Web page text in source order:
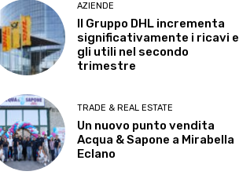
AZIENDE
Il Gruppo DHL incrementa
significativamente i ricavi e
gli utili nel secondo
trimestre
TRADE & REAL ESTATE
Un nuovo punto vendita
Acqua & Sapone a Mirabella
Eclano